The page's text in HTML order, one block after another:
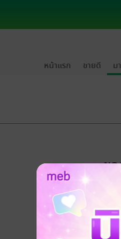
หน้าแรก ขายดี ม
ข
ไม่พบ